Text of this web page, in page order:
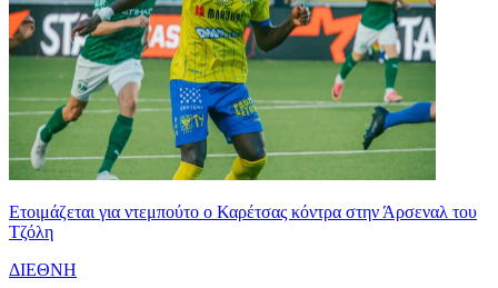
Ετοιμάζεται για ντεμπούτο ο Καρέτσας κόντρα στην Άρσεναλ του
Τζόλη
ΔΙΕΘΝΗ